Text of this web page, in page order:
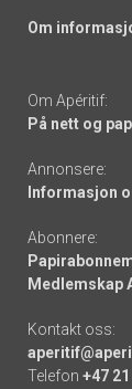
Om
Om Apéritif:
På nett og
Annonsere:
Informasjon
Abonnere:
Medlemskap
Kontakt oss:
Telefon +47